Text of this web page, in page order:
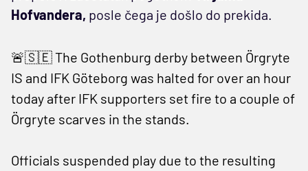
Hofvandera, posle čega je došlo do prekida.
🚨🇸🇪 The Gothenburg derby between Örgryte
IS and IFK Göteborg was halted for over an hour
today after IFK supporters set fire to a couple of
Örgryte scarves in the stands.
Officials suspended play due to the resulting